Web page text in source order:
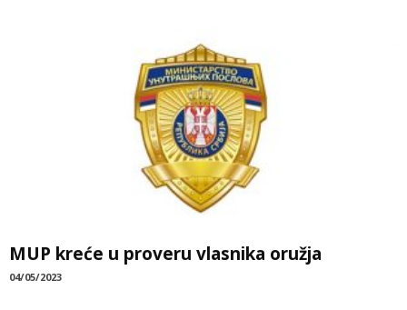
MUP kreće u proveru vlasnika oružja
04/05/2023